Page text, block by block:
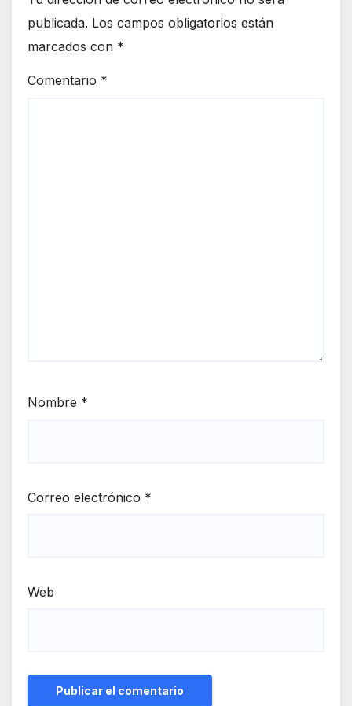
publicada. Los campos obligatorios están
marcados con *
Comentario *
Nombre *
Correo electrónico *
Web